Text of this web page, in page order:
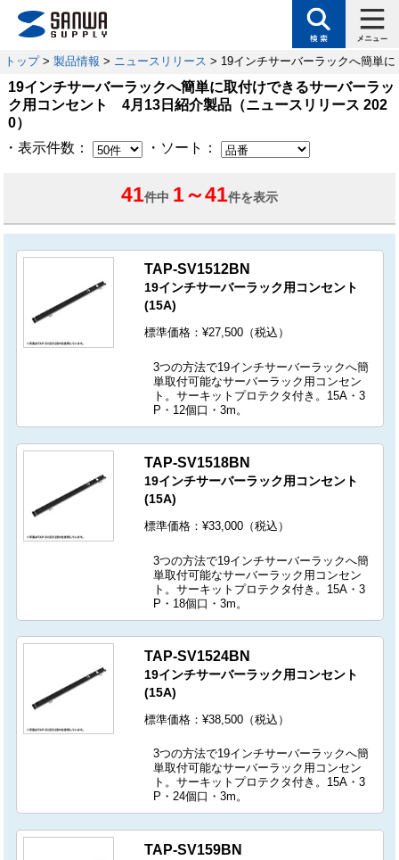
トップ> 製品情報 > ニュースリリース > 19インチサーバーラックへ簡単
19インチサーバーラックへ簡単に取付けできるサーバーラッ
ク用コンセント 4月13日紹介製品（ニュースリリース 202
0）
・表示件数：
・ソート：
41件中 1～41件を表示
TAP-SV1512BN
19インチサーバーラック用コンセント
(15A)
標準価格：¥27,500（税込）
3つの方法で19インチサーバーラックへ簡
単取付可能なサーバーラック用コンセン
ト。サーキットプロテクタ付き。15A・3
P・12個口・3m。
TAP-SV1518BN
19インチサーバーラック用コンセント
(15A)
標準価格：¥33,000（税込）
3つの方法で19インチサーバーラックへ簡
単取付可能なサーバーラック用コンセン
ト。サーキットプロテクタ付き。15A・3
P・18個口・3m。
TAP-SV1524BN
19インチサーバーラック用コンセント
(15A)
標準価格：¥38,500（税込）
3つの方法で19インチサーバーラックへ簡
単取付可能なサーバーラック用コンセン
ト。サーキットプロテクタ付き。15A・3
P・24個口・3m。
TAP-SV159BN